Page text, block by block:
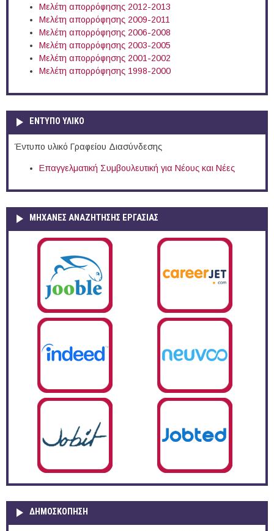
Μελέτη απορρόφησης 2012-2013
Μελέτη απορρόφησης 2009-2011
Μελέτη απορρόφησης 2006-2008
Μελέτη απορρόφησης 2003-2005
Μελέτη απορρόφησης 2001-2002
Μελέτη απορρόφησης 1998-2000
ΕΝΤΥΠΟ ΥΛΙΚΟ
Έντυπο υλικό Γραφείου Διασύνδεσης
Επαγγελματική Συμβουλευτική για Νέους και Νέες
ΜΗΧΑΝΕΣ ΑΝΑΖΗΤΗΣΗΣ ΕΡΓΑΣΙΑΣ
ΔΗΜΟΣΚΌΠΗΣΗ